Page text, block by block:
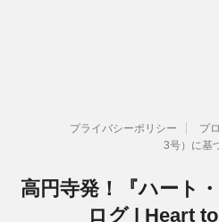
プライバシーポリシー プ
3号）に基
高円寺発！『ハート
ログ | Heart